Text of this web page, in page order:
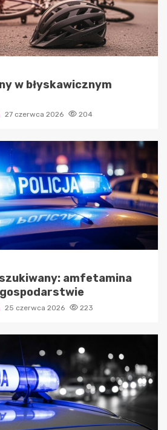
w błyskawicznym
27 czerwca 2026 204
amfetamina
25 czerwca 2026 223